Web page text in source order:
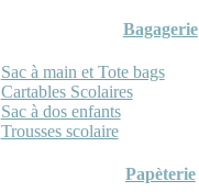
Bagagerie
Sac à main et Tote bags
Cartables Scolaires
Sac à dos enfants
Trousses scolaire
Papèterie